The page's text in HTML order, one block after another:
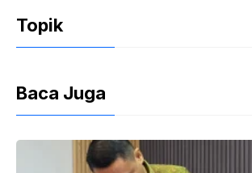
o
Topik
Baca Juga